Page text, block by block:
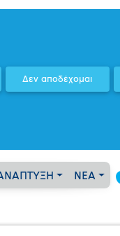
ΝΕΑ